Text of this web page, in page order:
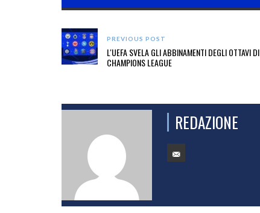
PREVIOUS POST
L'UEFA SVELA GLI ABBINAMENTI DEGLI OTTAVI DI
CHAMPIONS LEAGUE
REDAZIONE